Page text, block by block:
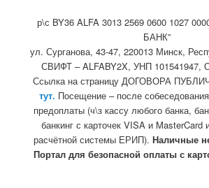
р\с BY36 ALFA 3013 2569 0600 1027
БАНК”
ул. Сурганова, 43-47, 220013 Минск,
СВИФТ – ALFABY2X, УНП 101541947,
Ссылка на страницу ДОГОВОРА
тут. Посещение – после
предоплаты (ч\з кассу любого банка,
банкинг с карточек VISA и
расчётной системы ЕРИП). Наличные
Портал для безопасной оплаты с